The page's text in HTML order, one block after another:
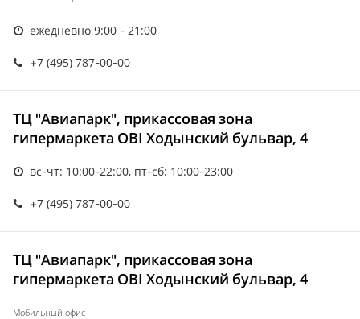
ежедневно 9:00 - 21:00
+7 (495) 787-00-00
ТЦ "Авиапарк", прикассовая зона
гипермаркета OBI Ходынский бульвар, 4
вс-чт: 10:00-22:00, пт-сб: 10:00-23:00
+7 (495) 787-00-00
ТЦ "Авиапарк", прикассовая зона
гипермаркета OBI Ходынский бульвар, 4
Мобильный офис